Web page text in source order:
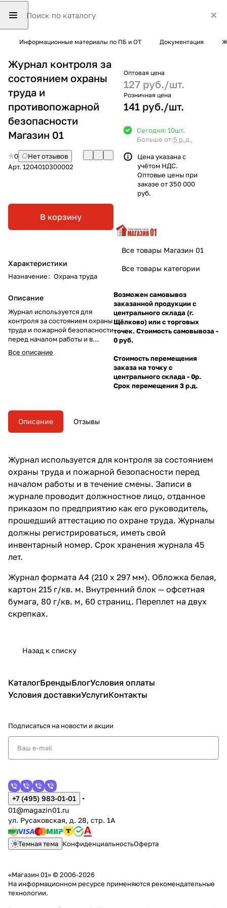
Информационные материалы по ПБ и ОТ Документация
Журнал контроля за
состоянием охраны
труда и
противопожарной
безопасности
Магазин 01
0
Нет отзывов
Арт. 1204010300002
В корзину
Характеристики
Назначение: Охрана труда
Описание
Журнал используется для
контроля за состоянием охраны
труда и пожарной безопасности
перед началом работы и в
течение смены.
Все описание
Оптовая цена
127 руб./шт.
Розничная цена
141 руб./шт.
Сегодня: 10шт.
Больше от:5 р.д.
Цена указана с
учётом НДС.
Оптовые цены при
заказе от 350 000
руб.
Все товары Магазин 01
Все товары категории
Возможен самовывоз
заказанной продукции с
центрального склада (г.
Щёлково) или с торговых
точек. Стоимость самовывоза -
0 руб.
Стоимость перемещения
заказа на точку с
центрального склада - 0р.
Срок перемещения 3 р.д.
Описание Отзывы
Журнал используется для контроля за состоянием
охраны труда и пожарной безопасности перед
началом работы и в течение смены. Записи в
журнале проводит должностное лицо, отданное
приказом по предприятию как его руководитель,
прошедший аттестацию по охране труда. Журналы
должны регистрироваться, иметь свой
инвентарный номер. Срок хранения журнала 45
лет.
Журнал формата А4 (210 x 297 мм). Обложка белая,
картон 215 г/кв. м. Внутренний блок — офсетная
бумага, 80 г/кв. м, 60 страниц. Переплет на двух
скрепках.
Назад к списку
КаталогБрендыБлогУсловия оплаты
Условия доставкиУслугиКонтакты
Подписаться на новости и акции
+7 (495) 983-01-01
01@magazin01.ru
ул. Русаковская, д. 28, стр. 1А
Темная тема КонфиденциальностьОферта
«Магазин 01» © 2006-2026
На информационном ресурсе применяются рекомендательные
технологии.